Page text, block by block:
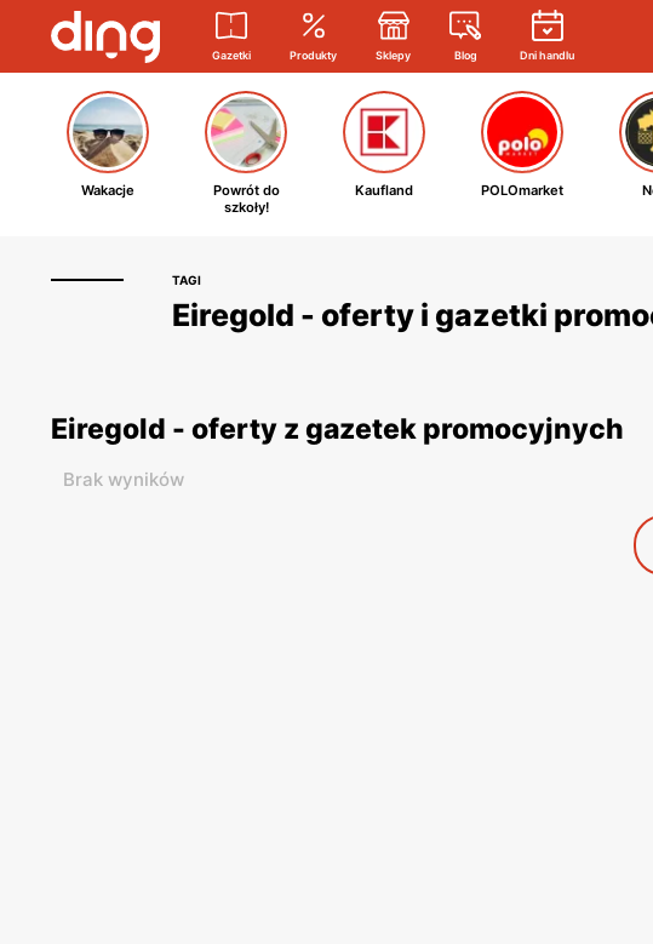
Gazetki Produkty Sklepy Blog Dni handlu
Wakacje
Powrót do
szkoły!
Kaufland POLOmarket
TAGI
Eiregold - oferty i gazetki
Eiregold - oferty z gazetek promocyjnych
Brak wyników